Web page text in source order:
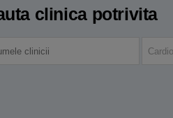
clinica potrivita